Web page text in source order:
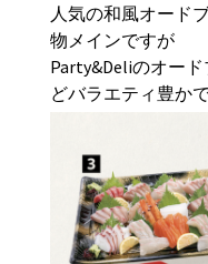
人気の和風オード
物メインですが
Party&Deliのオー
どバラエティ豊かで